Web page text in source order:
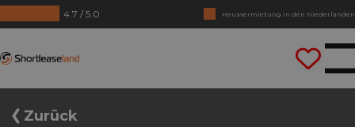
4.7 / 5.0
Keine Jahrezahlen benötigt
Lass uns gleich losfahren
Zurück